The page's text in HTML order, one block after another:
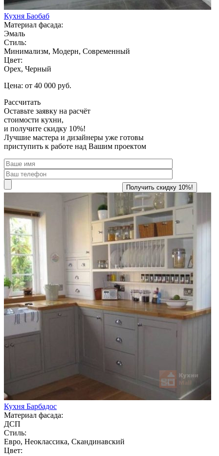
Кухня Баобаб
Материал фасада:
Эмаль
Стиль:
Минимализм, Модерн, Современный
Цвет:
Орех, Черный
Цена: от 40 000 руб.
Рассчитать
Оставьте заявку на расчёт
стоимости кухни,
и получите скидку 10%!
Лучшие мастера и дизайнеры уже готовы
приступить к работе над Вашим проектом
Кухня Барбадос
Материал фасада:
ДСП
Стиль:
Евро, Неоклассика, Скандинавский
Цвет: